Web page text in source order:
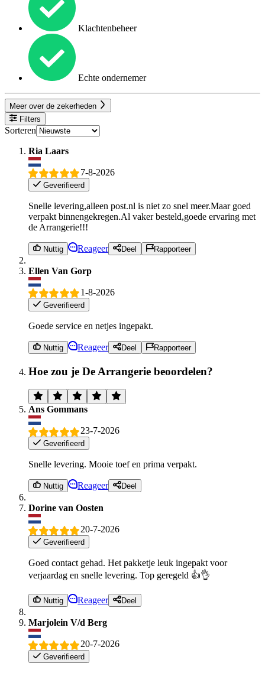
Klachtenbeheer
Echte ondernemer
Meer over de zekerheden
Filters
Sorteren
Ria Laars
7-8-2026
Geverifieerd
Snelle levering,alleen post.nl is niet zo snel meer.Maar goed
verpakt binnengekregen.Al vaker besteld,goede ervaring met
de Arrangerie!!!
Nuttig Reageer Deel Rapporteer
Ellen Van Gorp
1-8-2026
Geverifieerd
Goede service en netjes ingepakt.
Nuttig Reageer Deel Rapporteer
Hoe zou je De Arrangerie beoordelen?
Ans Gommans
23-7-2026
Geverifieerd
Snelle levering. Mooie toef en prima verpakt.
Nuttig Reageer Deel
Dorine van Oosten
20-7-2026
Geverifieerd
Goed contact gehad. Het pakketje leuk ingepakt voor
verjaardag en snelle levering. Top geregeld 👍👌
Nuttig Reageer Deel
Marjolein V/d Berg
20-7-2026
Geverifieerd